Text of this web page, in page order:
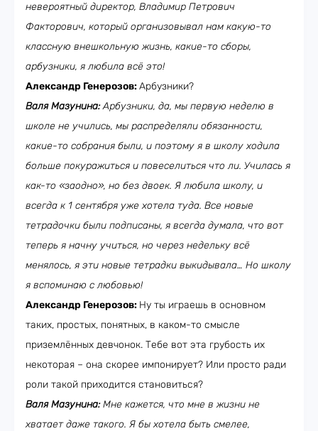
невероятный директор, Владимир Петрович
Факторович, который организовывал нам какую-то
классную внешкольную жизнь, какие-то сборы,
арбузники, я любила всё это!
Александр Генерозов:Арбузники?
Валя Мазунина:Арбузники, да, мы первую неделю в
школе не учились, мы распределяли обязанности,
какие-то собрания были, и поэтому я в школу ходила
больше покуражиться и повеселиться что ли. Училась я
как-то «заодно», но без двоек. Я любила школу, и
всегда к 1 сентября уже хотела туда. Все новые
тетрадочки были подписаны, я всегда думала, что вот
теперь я начну учиться, но через недельку всё
менялось, я эти новые тетрадки выкидывала… Но школу
я вспоминаю с любовью!
Александр Генерозов: Ну ты играешь в основном
таких, простых, понятных, в каком-то смысле
приземлённых девчонок. Тебе вот эта грубость их
некоторая – она скорее импонирует? Или просто ради
роли такой приходится становиться?
Валя Мазунина:Мне кажется, что мне в жизни не
хватает даже такого. Я бы хотела быть смелее,